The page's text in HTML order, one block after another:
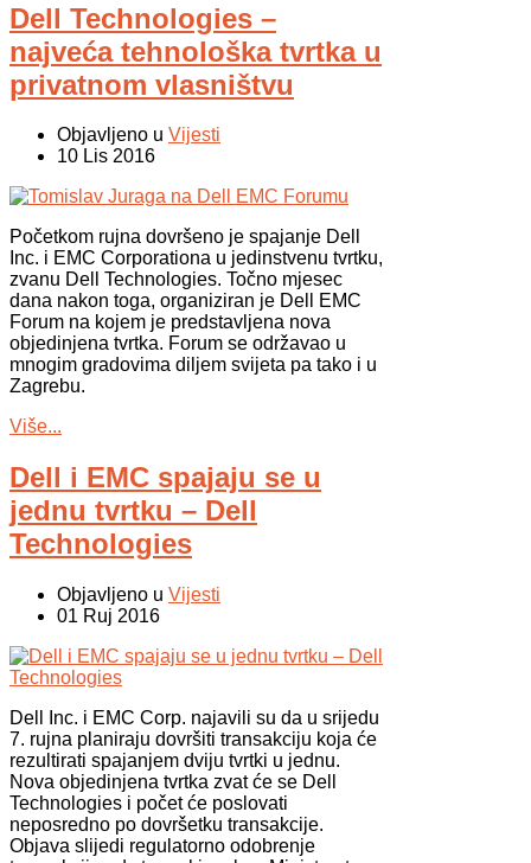
Dell Technologies –
najveća tehnološka tvrtka u
privatnom vlasništvu
Objavljeno u Vijesti
10 Lis 2016
Početkom rujna dovršeno je spajanje Dell
Inc. i EMC Corporationa u jedinstvenu tvrtku,
zvanu Dell Technologies. Točno mjesec
dana nakon toga, organiziran je Dell EMC
Forum na kojem je predstavljena nova
objedinjena tvrtka. Forum se održavao u
mnogim gradovima diljem svijeta pa tako i u
Zagrebu.
Više...
Dell i EMC spajaju se u
jednu tvrtku – Dell
Technologies
Objavljeno u Vijesti
01 Ruj 2016
Dell Inc. i EMC Corp. najavili su da u srijedu
7. rujna planiraju dovršiti transakciju koja će
rezultirati spajanjem dviju tvrtki u jednu.
Nova objedinjena tvrtka zvat će se Dell
Technologies i počet će poslovati
neposredno po dovršetku transakcije.
Objava slijedi regulatorno odobrenje